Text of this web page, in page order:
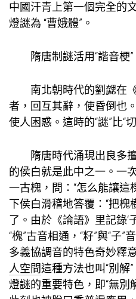
中國汗青上第一個完全的
燈謎為 “曹娥體”。
隋唐制謎活用“諧音梗”
南北朝時代的劉勰在
者，回互其辭，使昏倒也
使人困惑。這時的“謎”比“
隋唐時代涌現出良多
的侯白就是此中之一。一
一古槐，問：“怎么能讓這
下侯白滑稽地答覆：“把
了。由於《論語》里記錄‘
“槐”古音相通，“籽”與“子
多義協調音的特色奇妙釋
人空間這種方法也叫“別解
燈謎的重要特色，即“無別